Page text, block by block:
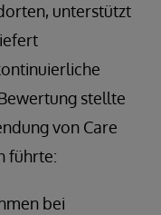
unterstützt
stellte
von Care
führte:
bei